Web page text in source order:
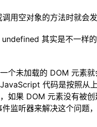
用空对象的方法时就会
其实是不一样
未加载的 DOM 元素
代码是按照
果 DOM 元素没有被创
监听器来解决这个问